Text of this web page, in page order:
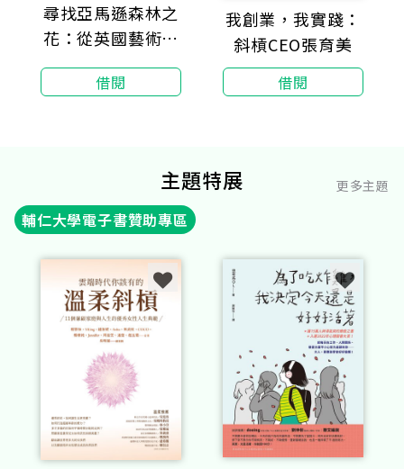
尋找亞馬遜森林之
花：從英國藝術家
瑪格麗特‧蜜的日
記窺見日漸消失的
借閱
我創業，我實踐：
斜槓CEO張育美
借閱
主題特展 更多主題
輔仁大學電子書贊助專區